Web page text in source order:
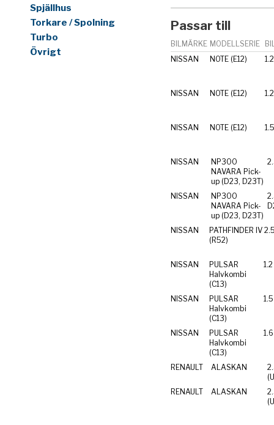
Spjällhus
Torkare / Spolning
Turbo
Övrigt
Passar till
BILMÄRKE MODELLSERIE
NISSAN
NOTE (E12) 1.2
NISSAN NOTE (E12)
NISSAN NOTE (E12)
NISSAN
NP300
NAVARA Pick-
up (D23, D23T)
NISSAN
NP300
NAVARA Pick-
up (D23, D23T)
NISSAN
PATHFINDER IV
(R52)
NISSAN
PULSAR
Halvkombi
(C13)
NISSAN
PULSAR
Halvkombi
(C13)
NISSAN
PULSAR
Halvkombi
(C13)
RENAULT ALASKAN
RENAULT
ALASKAN